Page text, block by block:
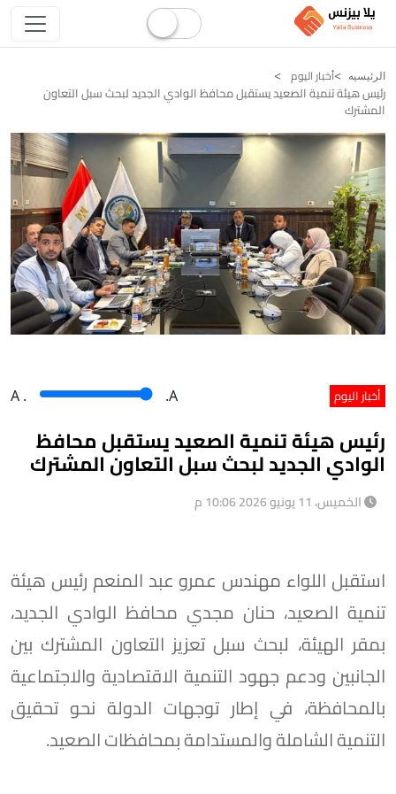
الرئيسيه أخبار اليوم
رئيس هيئة تنمية الصعيد يستقبل محافظ الوادي الجديد لبحث سبل التعاون
المشترك
أخبار اليوم A . .A
رئيس هيئة تنمية الصعيد يستقبل محافظ
الوادي الجديد لبحث سبل التعاون المشترك
الخميس، 11 يونيو 2026 10:06 م
استقبل اللواء مهندس عمرو عبد المنعم رئيس هيئة
تنمية الصعيد، حنان مجدي محافظ الوادي الجديد،
بمقر الهيئة، لبحث سبل تعزيز التعاون المشترك بين
الجانبين ودعم جهود التنمية الاقتصادية والاجتماعية
بالمحافظة، في إطار توجهات الدولة نحو تحقيق
التنمية الشاملة والمستدامة بمحافظات الصعيد.